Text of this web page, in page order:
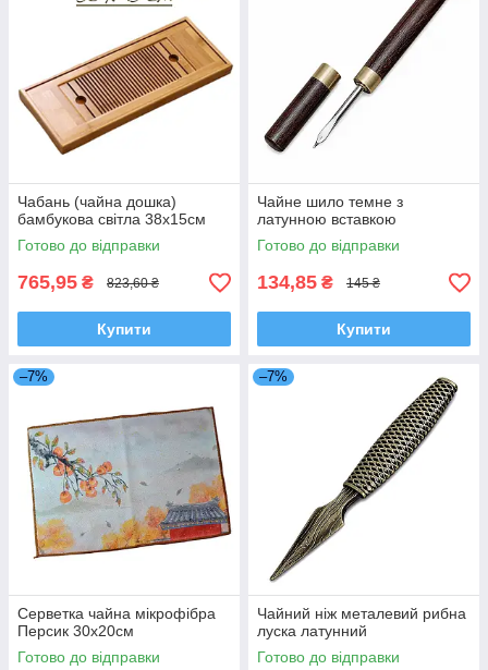
Чабань (чайна дошка)
бамбукова світла 38х15см
Готово до відправки
765,95 ₴ 823,60 ₴
Купити
Чайне шило темне з
латунною вставкою
Готово до відправки
134,85 ₴ 145 ₴
Купити
–7%
Серветка чайна мікрофібра
Персик 30х20см
Готово до відправки
–7%
Чайний ніж металевий рибна
луска латунний
Готово до відправки